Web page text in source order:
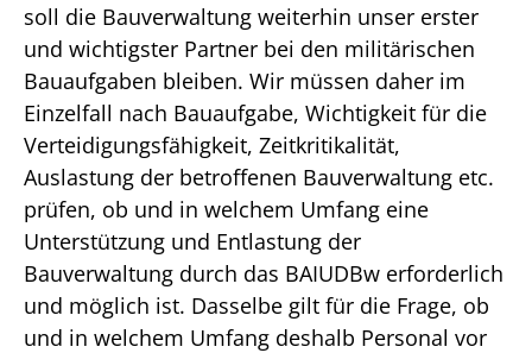
soll die Bauverwaltung weiterhin unser erster
und wichtigster Partner bei den militärischen
Bauaufgaben bleiben. Wir müssen daher im
Einzelfall nach Bauaufgabe, Wichtigkeit für die
Verteidigungsfähigkeit, Zeitkritikalität,
Auslastung der betroffenen Bauverwaltung etc.
prüfen, ob und in welchem Umfang eine
Unterstützung und Entlastung der
Bauverwaltung durch das BAIUDBw erforderlich
und möglich ist. Dasselbe gilt für die Frage, ob
und in welchem Umfang deshalb Personal vor